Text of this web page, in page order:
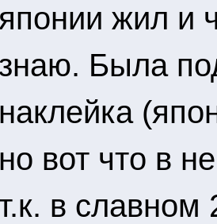
японии жил и
знаю. Была
наклейка
но вот что в
в славном